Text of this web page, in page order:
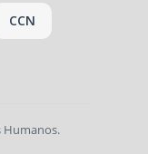
CCN
Humanos.